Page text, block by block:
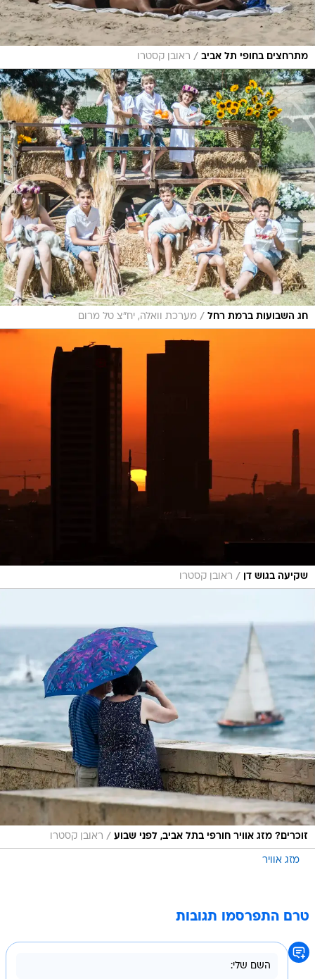
מתרחצים בחופי תל אביב / ראובן קסטרו
חג השבועות ברמת רחל / מערכת וואלה, יח"צ טל מרום
שקיעה בגוש דן / ראובן קסטרו
זוכרים? מזג אוויר חורפי בתל אביב, לפני שבוע / ראובן קסטרו
מזג אוויר
טרם התפרסמו תגובות